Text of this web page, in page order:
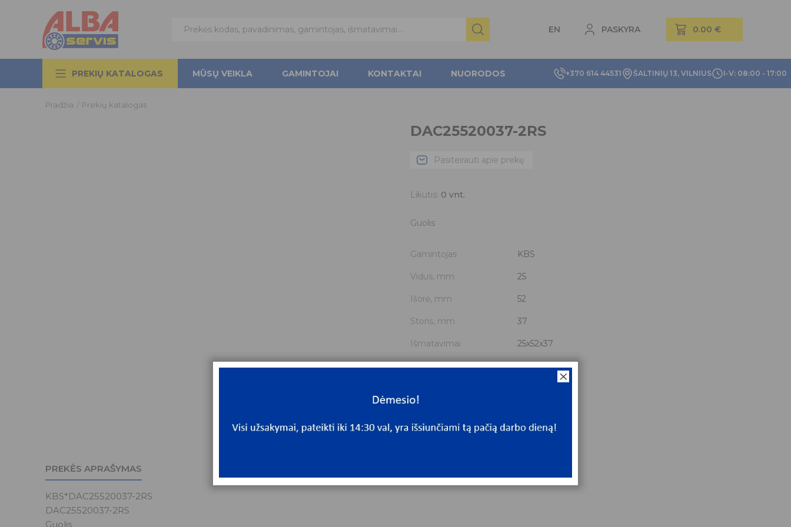
EN PASKYRA
+370 614 44531 ŠALTINIŲ 13, VILNIUS I-V: 08:00 - 17:00
PREKIŲ KATALOGAS MŪSŲ VEIKLA GAMINTOJAI KONTAKTAI NUORODOS
Pradžia / Prekių katalogas
DAC25520037-2RS
Pasiteirauti apie prekę
Likutis: 0 vnt.
Guolis
Gamintojas KBS
Vidus, mm 25
Išorė, mm 52
Storis, mm 37
Išmatavimai 25x52x37
Mato vnt. VNT
PREKĖS APRAŠYMAS
KBS*DAC25520037-2RS
DAC25520037-2RS
Guolis